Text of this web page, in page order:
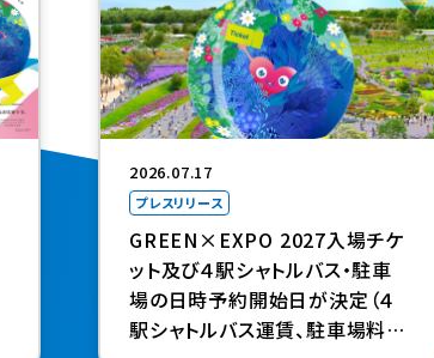
2026.07.17
プレスリリース
GREEN×EXPO 2027入場チケ
ット及び４駅シャトルバス・駐車
場の日時予約開始日が決定（４
駅シャトルバス運賃、駐車場料金